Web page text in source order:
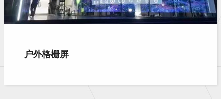
户外格栅屏